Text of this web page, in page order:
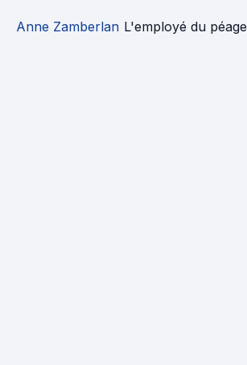
Anne Zamberlan L'employé du péage